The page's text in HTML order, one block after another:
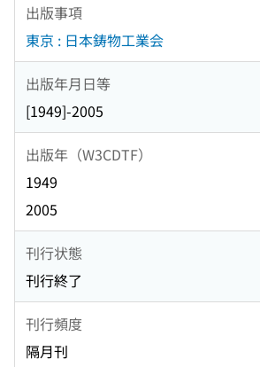
出版事項
東京 : 日本鋳物工業会
出版年月日等
[1949]-2005
出版年（W3CDTF）
1949
2005
刊行状態
刊行終了
刊行頻度
隔月刊